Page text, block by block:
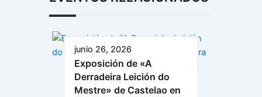
junio 26, 2026
Exposición de «A
Derradeira Leición do
Mestre» de Castelao en